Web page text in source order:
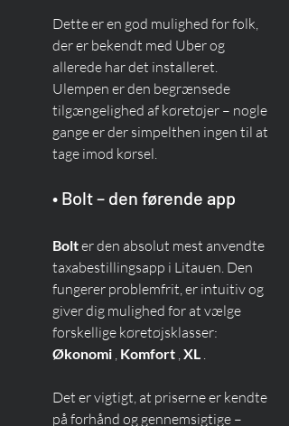
Dette er en god mulighed for folk,
der er bekendt med Uber og
allerede har det installeret.
Ulempen er den begrænsede
tilgængelighed af køretøjer – nogle
gange er der simpelthen ingen til at
tage imod kørsel.
• Bolt – den førende app
Bolt er den absolut mest anvendte
taxabestillingsapp i Litauen. Den
fungerer problemfrit, er intuitiv og
giver dig mulighed for at vælge
forskellige køretøjsklasser:
Økonomi , Komfort , XL .
Det er vigtigt, at priserne er kendte
på forhånd og gennemsigtige –